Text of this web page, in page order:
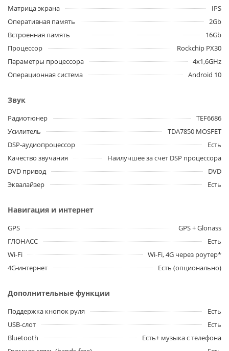
Матрица экрана
IPS
Оперативная память
2Gb
Встроенная память
16Gb
Процессор
Rockchip PX30
Параметры процессора
4x1,6GHz
Операционная система
Android 10
Звук
Радиотюнер
TEF6686
Усилитель
TDA7850 MOSFET
DSP-аудиопроцессор
Есть
Качество звучания
Наилучшее за счет DSP процессора
DVD привод
DVD
Эквалайзер
Есть
Навигация и интернет
GPS
GPS + Glonass
ГЛОНАСС
Есть
Wi-Fi
Wi-Fi, 4G через роутер*
4G-интернет
Есть (опционально)
Дополнительные функции
Поддержка кнопок руля
Есть
USB-слот
Есть
Bluetooth
Есть+ музыка с телефона